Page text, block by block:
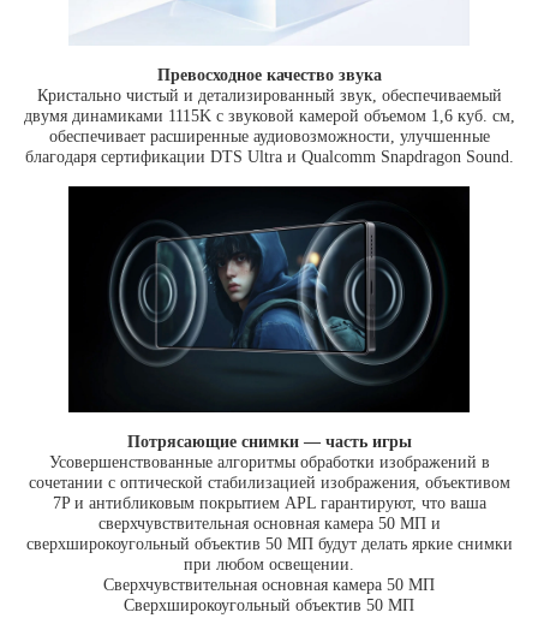
Превосходное качество звука
Кристально чистый и детализированный звук, обеспечиваемый
двумя динамиками 1115K с звуковой камерой объемом 1,6 куб. см,
обеспечивает расширенные аудиовозможности, улучшенные
благодаря сертификации DTS Ultra и Qualcomm Snapdragon Sound.
Потрясающие снимки — часть игры
Усовершенствованные алгоритмы обработки изображений в
сочетании с оптической стабилизацией изображения, объективом
7P и антибликовым покрытием APL гарантируют, что ваша
сверхчувствительная основная камера 50 МП и
сверхширокоугольный объектив 50 МП будут делать яркие снимки
при любом освещении.
Сверхчувствительная основная камера 50 МП
Сверхширокоугольный объектив 50 МП